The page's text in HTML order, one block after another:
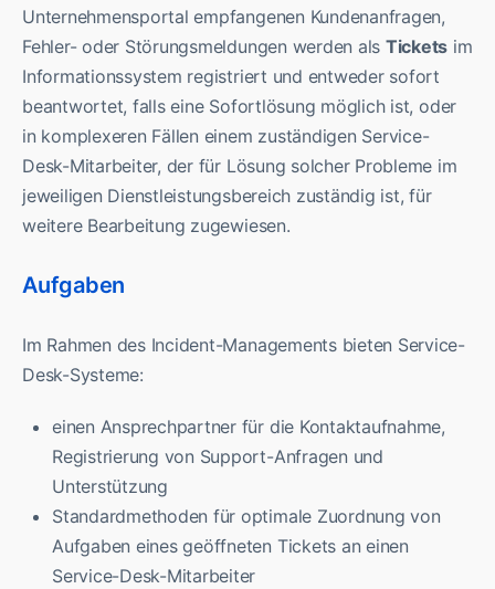
Unternehmensportal empfangenen Kundenanfragen,
Fehler- oder Störungsmeldungen werden als Tickets im
Informationssystem registriert und entweder sofort
beantwortet, falls eine Sofortlösung möglich ist, oder
in komplexeren Fällen einem zuständigen Service-
Desk-Mitarbeiter, der für Lösung solcher Probleme im
jeweiligen Dienstleistungsbereich zuständig ist, für
weitere Bearbeitung zugewiesen.
Aufgaben
Im Rahmen des Incident-Managements bieten Service-
Desk-Systeme:
einen Ansprechpartner für die Kontaktaufnahme,
Registrierung von Support-Anfragen und
Unterstützung
Standardmethoden für optimale Zuordnung von
Aufgaben eines geöffneten Tickets an einen
Service-Desk-Mitarbeiter